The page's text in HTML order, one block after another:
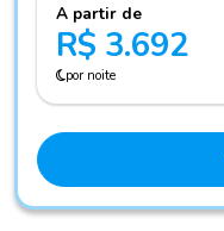
A partir de
R$ 3.692
por noite